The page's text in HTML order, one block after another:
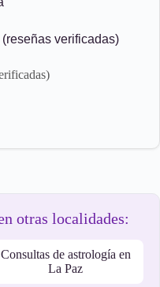
verificadas)
otras localidades:
Consultas de astrología en
La Paz